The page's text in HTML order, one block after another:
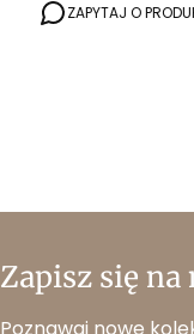
ZAPYTAJ O
Zapisz się
Poznawaj nowe